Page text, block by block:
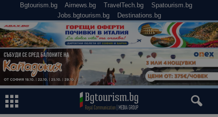
Bgtourism.bg Airnews.bg TravelTech.bg
Spatourism.bg
Jobs.bgtourism.bg
Destinations.bg